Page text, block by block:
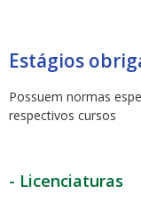
Estágios
Possuem normas
respectivos cursos
- Licenciaturas